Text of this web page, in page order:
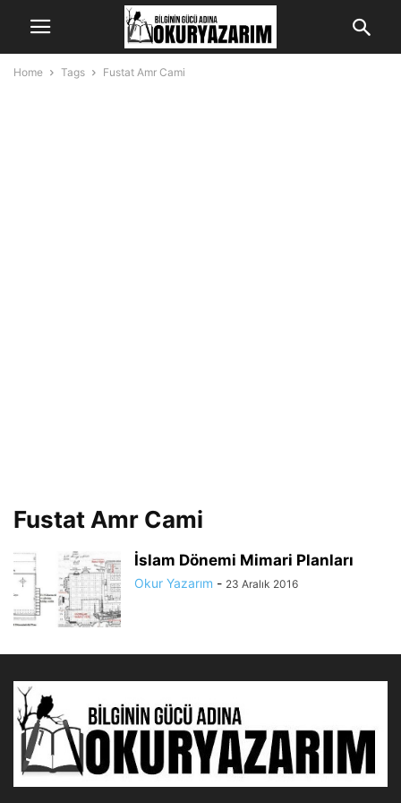
Home Tags Fustat Amr Cami
Fustat Amr Cami
İslam Dönemi Mimari Planları
Okur Yazarım - 23 Aralık 2016